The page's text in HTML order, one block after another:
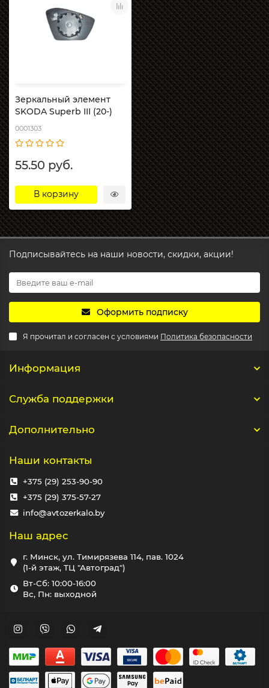
Зеркальный элемент
SKODA Superb III (20-)
0001303
55.50 руб.
В корзину
Подписывайтесь на наши новости, скидки, акции!
Оформить подписку
Я прочитал и согласен с условиями Политика безопасности
Информация
Служба поддержки
Дополнительно
Наши контакты
+375 (29) 253-90-90
+375 (29) 375-57-27
info@avtozerkalo.by
Наш адрес
г. Минск, ул. Тимирязева 114, пав. 1024
(1-й этаж, ТЦ "Автоград")
Вт-Сб: 10:00-16:00
Вс, Пн: выходной